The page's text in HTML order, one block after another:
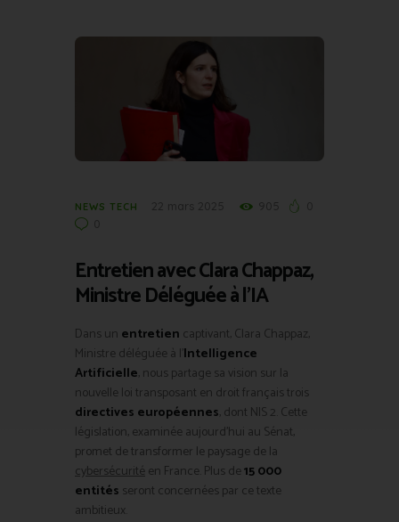
NEWS TECH
Entretien avec Clara Chappaz,
Ministre Déléguée à l’IA
Dans un entretien captivant, Clara Chappaz,
Ministre déléguée à l’Intelligence
Artificielle , nous partage sa vision sur la
nouvelle loi transposant en droit français trois
directives européennes , dont NIS 2. Cette
législation, examinée aujourd’hui au Sénat,
promet de transformer le paysage de la
cybersécuritéen France. Plus de15 000
entités seront concernées par ce texte
ambitieux.